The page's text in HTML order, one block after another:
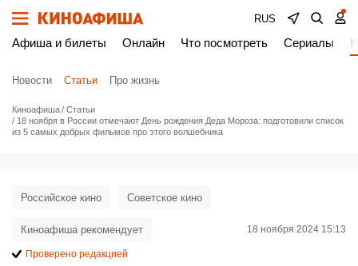
RUS
Афиша и билеты Онлайн Что посмотреть Сериалы
Новости Статьи Про жизнь
Киноафиша
Статьи
18 ноября в России отмечают День рождения Деда Мороза: подготовили список
из 5 самых добрых фильмов про этого волшебника
Российское кино Советское кино
Киноафиша рекомендует 18 ноября 2024 15:13
Проверено редакцией